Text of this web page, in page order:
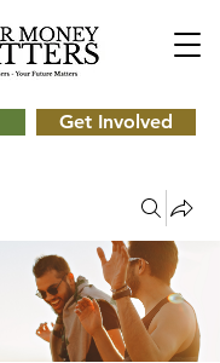
Get Involved